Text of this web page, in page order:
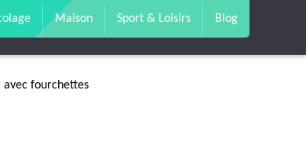
Maison Sport & Loisirs Blog
avec fourchettes